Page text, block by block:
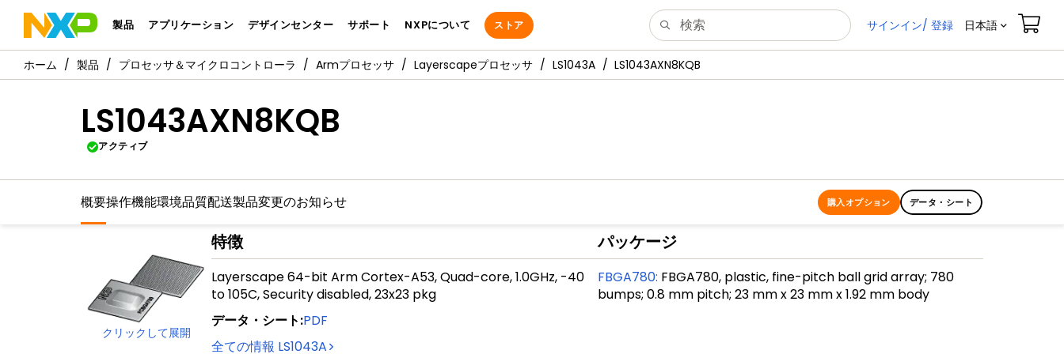
製品 アプリケーション デザインセンター サポート NXPについて ストア サインイン/ 登録 日本語
製品 プロセッサ＆マイクロコントローラ Armプロセッサ Layerscapeプロセッサ LS1043A LS1043AXN8KQB
LS1043AXN8KQB
アクティブ
概要操作機能環境品質配送製品変更のお知らせ 購入オプション データ・シート
クリックして展開
特徴
Layerscape 64-bit Arm Cortex-A53, Quad-core, 1.0GHz, -40
to 105C, Security disabled, 23x23 pkg
データ・シート:PDF
全ての情報 LS1043A
パッケージ
FBGA780: FBGA780, plastic, fine-pitch ball grid array; 780
bumps; 0.8 mm pitch; 23 mm x 23 mm x 1.92 mm body